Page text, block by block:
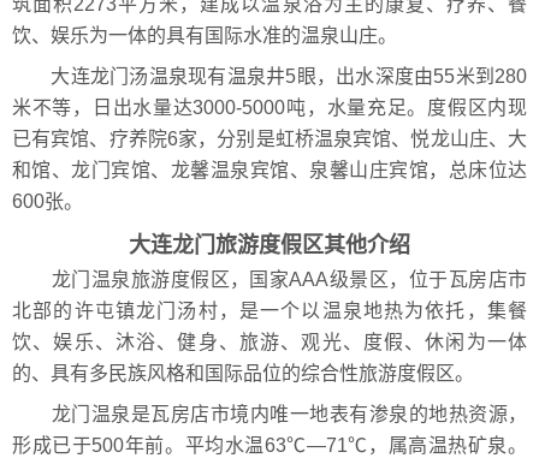
筑面积2273平方米，建成以温泉浴为主的康复、疗养、餐
饮、娱乐为一体的具有国际水准的温泉山庄。
大连龙门汤温泉现有温泉井5眼，出水深度由55米到280
米不等，日出水量达3000-5000吨，水量充足。度假区内现
已有宾馆、疗养院6家，分别是虹桥温泉宾馆、悦龙山庄、大
和馆、龙门宾馆、龙馨温泉宾馆、泉馨山庄宾馆，总床位达
600张。
大连龙门旅游度假区其他介绍
龙门温泉旅游度假区，国家AAA级景区，位于瓦房店市
北部的许屯镇龙门汤村，是一个以温泉地热为依托，集餐
饮、娱乐、沐浴、健身、旅游、观光、度假、休闲为一体
的、具有多民族风格和国际品位的综合性旅游度假区。
龙门温泉是瓦房店市境内唯一地表有渗泉的地热资源，
形成已于500年前。平均水温63℃—71℃，属高温热矿泉。